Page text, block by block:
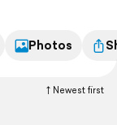
Photos
Newest first